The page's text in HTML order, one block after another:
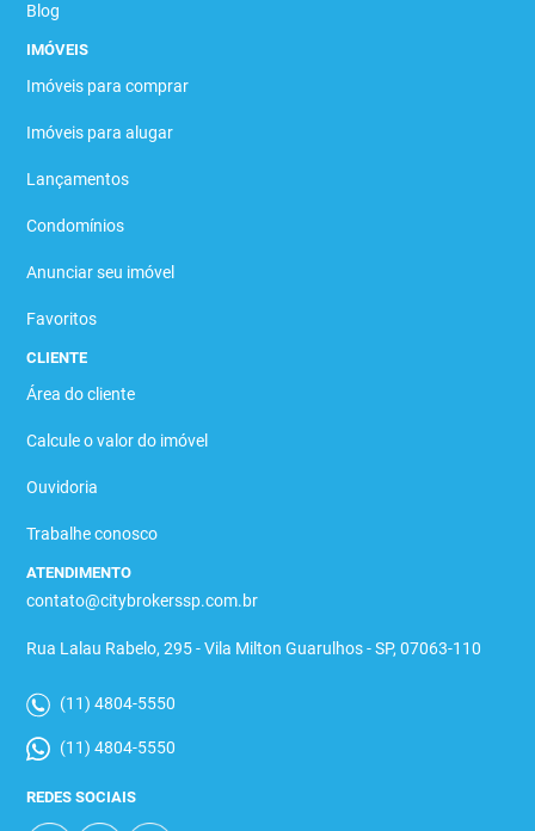
Blog
IMÓVEIS
Imóveis para comprar
Imóveis para alugar
Lançamentos
Condomínios
Anunciar seu imóvel
Favoritos
CLIENTE
Área do cliente
Calcule o valor do imóvel
Ouvidoria
Trabalhe conosco
ATENDIMENTO
contato@citybrokerssp.com.br
Rua Lalau Rabelo, 295 - Vila Milton Guarulhos - SP, 07063-110
(11) 4804-5550
(11) 4804-5550
REDES SOCIAIS